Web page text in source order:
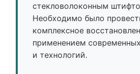
стекловолоконным
Необходимо было
комплексное
применением
и технологий.